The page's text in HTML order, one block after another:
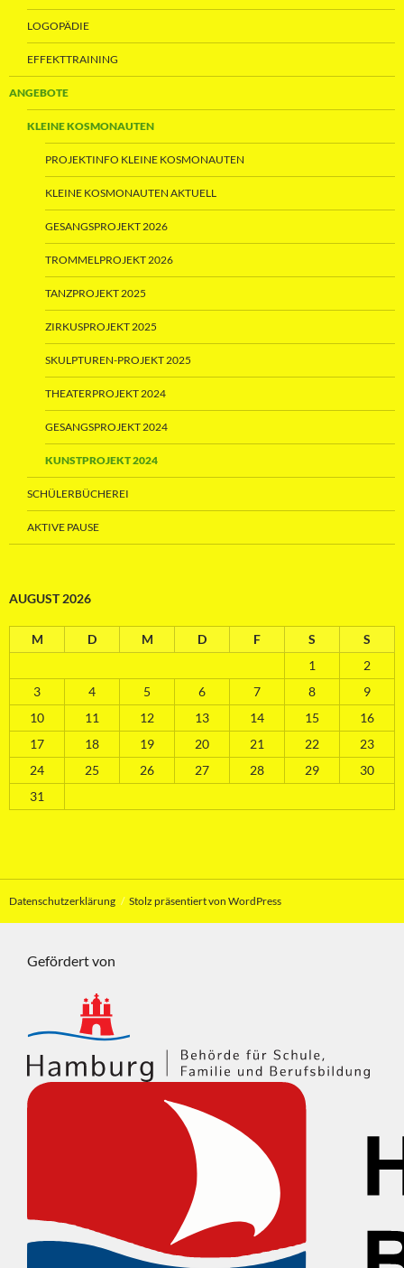
LOGOPÄDIE
EFFEKTTRAINING
ANGEBOTE
KLEINE KOSMONAUTEN
PROJEKTINFO KLEINE KOSMONAUTEN
KLEINE KOSMONAUTEN AKTUELL
GESANGSPROJEKT 2026
TROMMELPROJEKT 2026
TANZPROJEKT 2025
ZIRKUSPROJEKT 2025
SKULPTUREN-PROJEKT 2025
THEATERPROJEKT 2024
GESANGSPROJEKT 2024
KUNSTPROJEKT 2024
SCHÜLERBÜCHEREI
AKTIVE PAUSE
AUGUST 2026
M D M D F S
S
1
2
3
4 5 6 7 8
9
10
11 12 13 14 15
16
17
18 19 20 21 22
23
24
25 26 27 28 29
30
31
Datenschutzerklärung Stolz präsentiert von WordPress
Gefördert von